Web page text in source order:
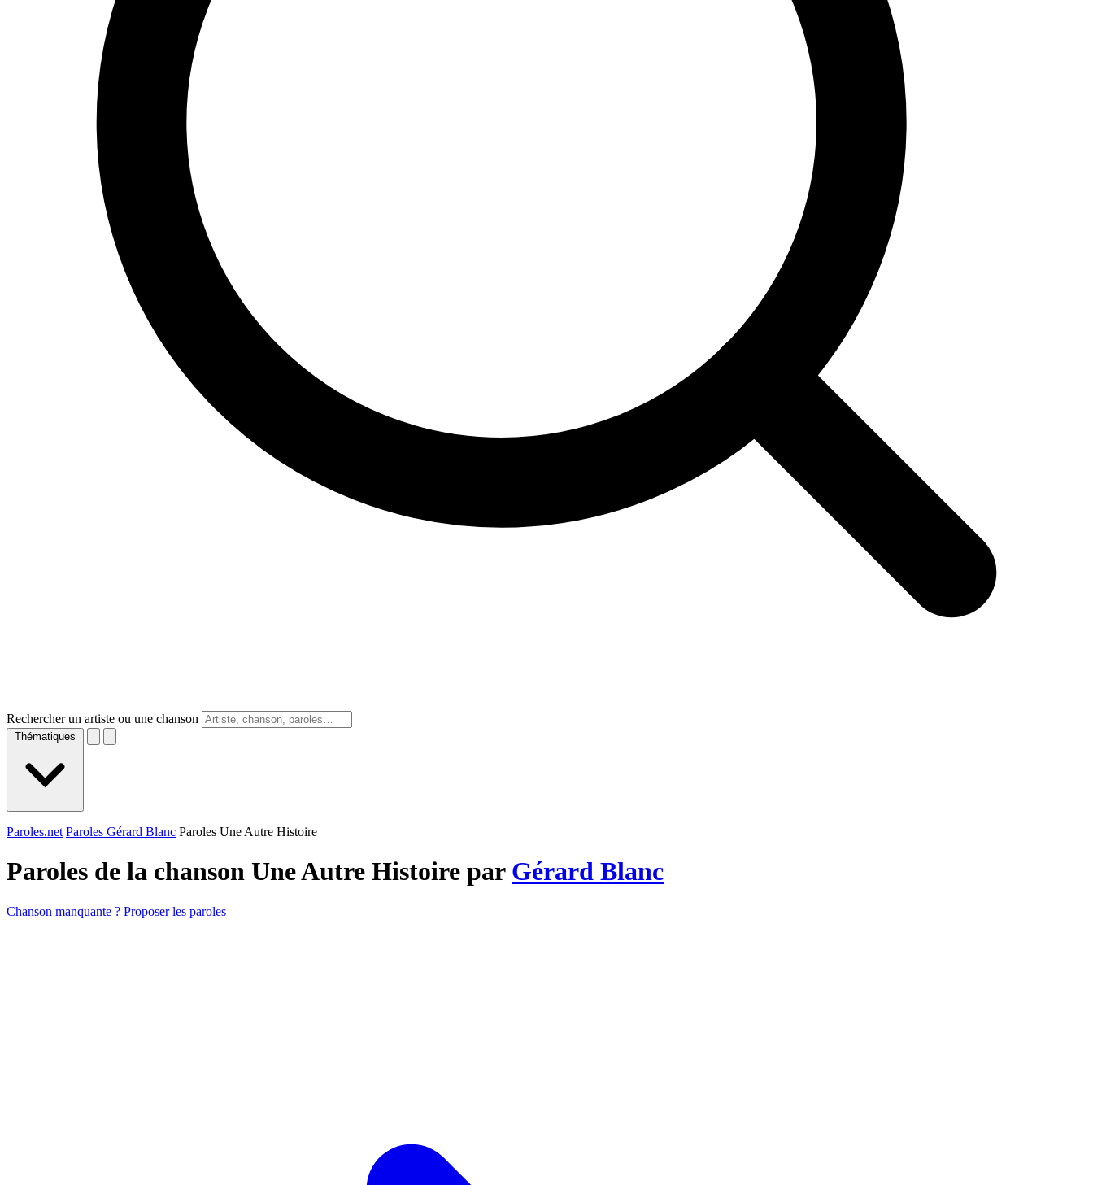
Rechercher un artiste ou une chanson
Thématiques
Paroles.net Paroles Gérard Blanc Paroles Une Autre Histoire
Paroles de la chanson Une Autre Histoire par Gérard Blanc
Chanson manquante ? Proposer les paroles